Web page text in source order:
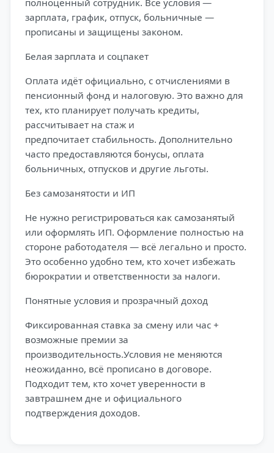
зарплата, график, отпуск, больничные —
прописаны и защищены законом.
Белая зарплата и соцпакет
Оплата идёт официально, с отчислениями в
пенсионный фонд и налоговую. Это важно для
тех, кто планирует получать кредиты,
рассчитывает на стаж и
предпочитает стабильность. Дополнительно
часто предоставляются бонусы, оплата
больничных, отпусков и другие льготы.
Без самозанятости и ИП
Не нужно регистрироваться как самозанятый
или оформлять ИП. Оформление полностью на
стороне работодателя — всё легально и просто.
Это особенно удобно тем, кто хочет избежать
бюрократии и ответственности за налоги.
Понятные условия и прозрачный доход
Фиксированная ставка за смену или час +
возможные премии за
производительность.Условия не меняются
неожиданно, всё прописано в договоре.
Подходит тем, кто хочет уверенности в
завтрашнем дне и официального
подтверждения доходов.